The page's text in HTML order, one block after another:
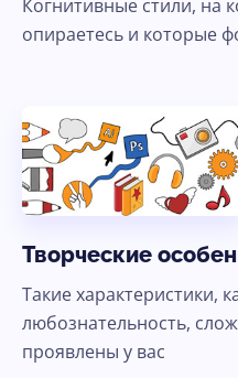
Когнитивные стили, на
опираетесь и которые
Творческие
Такие характеристики,
любознательность,
проявлены у вас
Ясно,